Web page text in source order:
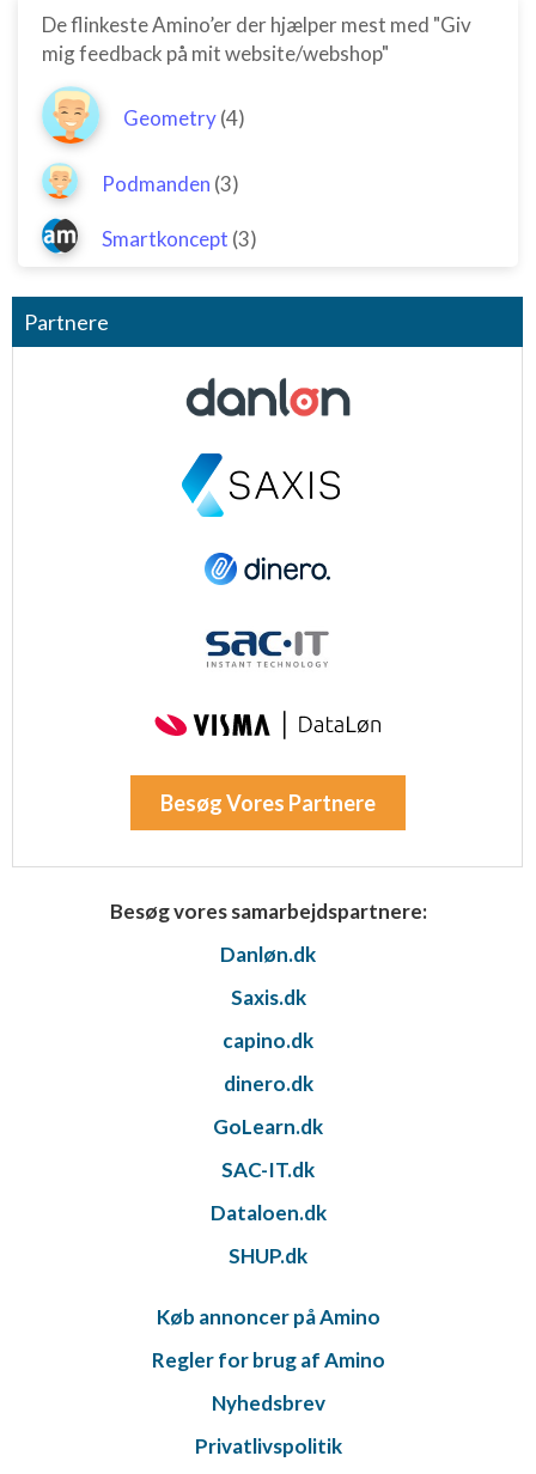
De flinkeste Amino’er der hjælper mest med "Giv
mig feedback på mit website/webshop"
Geometry(4)
Podmanden (3)
Smartkoncept (3)
Partnere
Besøg Vores Partnere
Besøg vores samarbejdspartnere:
Danløn.dk
Saxis.dk
capino.dk
dinero.dk
GoLearn.dk
SAC-IT.dk
Dataloen.dk
SHUP.dk
Køb annoncer på Amino
Regler for brug af Amino
Nyhedsbrev
Privatlivspolitik